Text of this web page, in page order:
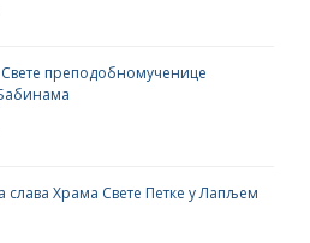
преподобномученице
слава Храма Свете Петке у Лапљем